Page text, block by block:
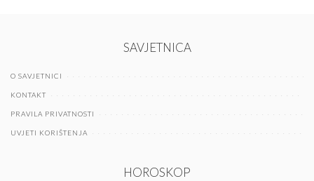
SAVJETNICA
O SAVJETNICI
KONTAKT
PRAVILA PRIVATNOSTI
UVJETI KORIŠTENJA
HOROSKOP